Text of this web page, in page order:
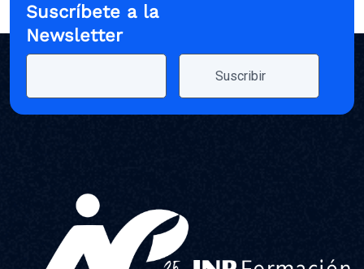
Suscríbete a la
Newsletter